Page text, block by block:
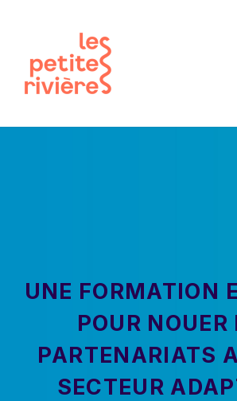
UNE FORMATION
POUR NOUER
PARTENARIATS
SECTEUR